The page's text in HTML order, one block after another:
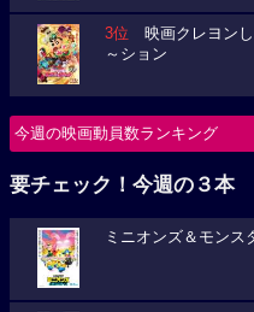
3位 映画クレヨンし
～ション
今週の映画動員数ランキング
要チェック！今週の３本
ミニオンズ＆モンス